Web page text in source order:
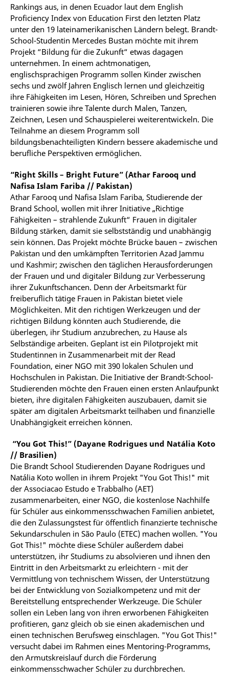
Rankings aus, in denen Ecuador laut dem English
Proficiency Index von Education First den letzten Platz
unter den 19 lateinamerikanischen Ländern belegt. Brandt-
School-Studentin Mercedes Bustan möchte mit ihrem
Projekt “Bildung für die Zukunft“ etwas dagagen
unternehmen. In einem achtmonatigen,
englischsprachigen Programm sollen Kinder zwischen
sechs und zwölf Jahren Englisch lernen und gleichzeitig
ihre Fähigkeiten im Lesen, Hören, Schreiben und Sprechen
trainieren sowie ihre Talente durch Malen, Tanzen,
Zeichnen, Lesen und Schauspielerei weiterentwickeln. Die
Teilnahme an diesem Programm soll
bildungsbenachteiligten Kindern bessere akademische und
berufliche Perspektiven ermöglichen.
“Right Skills – Bright Future” (Athar Farooq und
Nafisa Islam Fariba // Pakistan)
Athar Farooq und Nafisa Islam Fariba, Studierende der
Brand School, wollen mit ihrer Initiative „Richtige
Fähigkeiten – strahlende Zukunft“ Frauen in digitaler
Bildung stärken, damit sie selbstständig und unabhängig
sein können. Das Projekt möchte Brücke bauen – zwischen
Pakistan und den umkämpften Territorien Azad Jammu
und Kashmir; zwischen den täglichen Herausforderungen
der Frauen und und digitaler Bildung zur Verbesserung
ihrer Zukunftschancen. Denn der Arbeitsmarkt für
freiberuflich tätige Frauen in Pakistan bietet viele
Möglichkeiten. Mit den richtigen Werkzeugen und der
richtigen Bildung könnten auch Studierende, die
überlegen, ihr Studium anzubrechen, zu Hause als
Selbständige arbeiten. Geplant ist ein Pilotprojekt mit
Studentinnen in Zusammenarbeit mit der Read
Foundation, einer NGO mit 390 lokalen Schulen und
Hochschulen in Pakistan. Die Initiative der Brandt-School-
Studierenden möchte den Frauen einen ersten Anlaufpunkt
bieten, ihre digitalen Fähigkeiten auszubauen, damit sie
später am digitalen Arbeitsmarkt teilhaben und finanzielle
Unabhängigkeit erreichen können.
“You Got This!” (Dayane Rodrigues und Natália Koto
// Brasilien)
Die Brandt School Studierenden Dayane Rodrigues und
Natália Koto wollen in ihrem Projekt "You Got This!" mit
der Associacao Estudo e Trabbalho (AET)
zusammenarbeiten, einer NGO, die kostenlose Nachhilfe
für Schüler aus einkommensschwachen Familien anbietet,
die den Zulassungstest für öffentlich finanzierte technische
Sekundarschulen in São Paulo (ETEC) machen wollen. "You
Got This!" möchte diese Schüler außerdem dabei
unterstützen, ihr Studiums zu absolvieren und ihnen den
Eintritt in den Arbeitsmarkt zu erleichtern - mit der
Vermittlung von technischem Wissen, der Unterstützung
bei der Entwicklung von Sozialkompetenz und mit der
Bereitstellung entsprechender Werkzeuge. Die Schüler
sollen ein Leben lang von ihren erworbenen Fähigkeiten
profitieren, ganz gleich ob sie einen akademischen und
einen technischen Berufsweg einschlagen. "You Got This!"
versucht dabei im Rahmen eines Mentoring-Programms,
den Armutskreislauf durch die Förderung
einkommensschwacher Schüler zu durchbrechen.